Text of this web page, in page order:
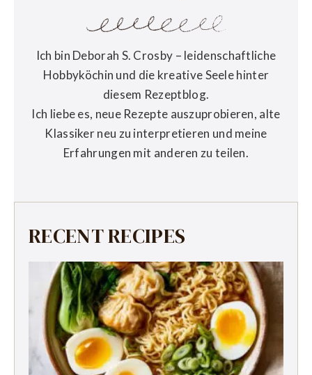
Ich bin Deborah S. Crosby – leidenschaftliche
Hobbyköchin und die kreative Seele hinter
diesem Rezeptblog.
Ich liebe es, neue Rezepte auszuprobieren, alte
Klassiker neu zu interpretieren und meine
Erfahrungen mit anderen zu teilen.
RECENT RECIPES